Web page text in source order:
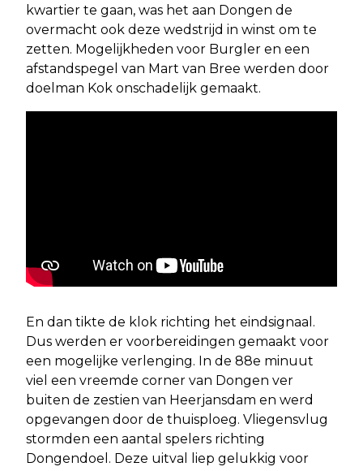
kwartier te gaan, was het aan Dongen de
overmacht ook deze wedstrijd in winst om te
zetten. Mogelijkheden voor Burgler en een
afstandspegel van Mart van Bree werden door
doelman Kok onschadelijk gemaakt.
En dan tikte de klok richting het eindsignaal.
Dus werden er voorbereidingen gemaakt voor
een mogelijke verlenging. In de 88e minuut
viel een vreemde corner van Dongen ver
buiten de zestien van Heerjansdam en werd
opgevangen door de thuisploeg. Vliegensvlug
stormden een aantal spelers richting
Dongendoel. Deze uitval liep gelukkig voor